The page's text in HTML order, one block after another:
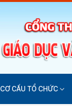
CƠ CẤU TỔ CHỨC